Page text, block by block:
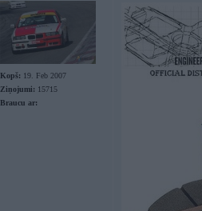
Kopš: 19. Feb 2007
Ziņojumi: 15715
Braucu ar: